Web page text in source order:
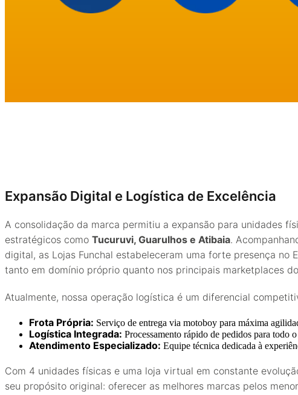
Expansão Digital e Logística de Excelência
A consolidação da marca permitiu a expansão para unidades
estratégicos como Tucuruvi, Guarulhos e Atibaia.
digital, as Lojas Funchal estabeleceram uma forte presença no
tanto em domínio próprio quanto nos principais marketplaces
Atualmente, nossa operação logística é um diferencial
Frota Própria: Serviço de entrega via motoboy para máxima
Logística Integrada: Processamento rápido de pedidos para todo
Atendimento Especializado: Equipe técnica dedicada à
Com 4 unidades físicas e uma loja virtual em constante
seu propósito original: oferecer as melhores marcas pelos